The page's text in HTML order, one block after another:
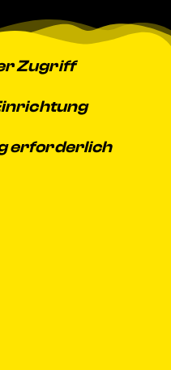
Zugriff
erforderlich